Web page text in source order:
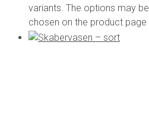
variants. The options may be
chosen on the product page